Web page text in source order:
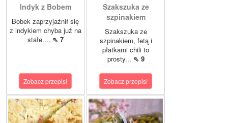
Indyk z Bobem
Bobek zaprzyjaźnił się
z indykiem chyba już na
stałe.... ⇖ 7
Zobacz przepis!
Szakszuka ze
szpinakiem
Szakszuka ze
szpinakiem, fetą i
płatkami chili to
prosty... ⇖ 9
Zobacz przepis!